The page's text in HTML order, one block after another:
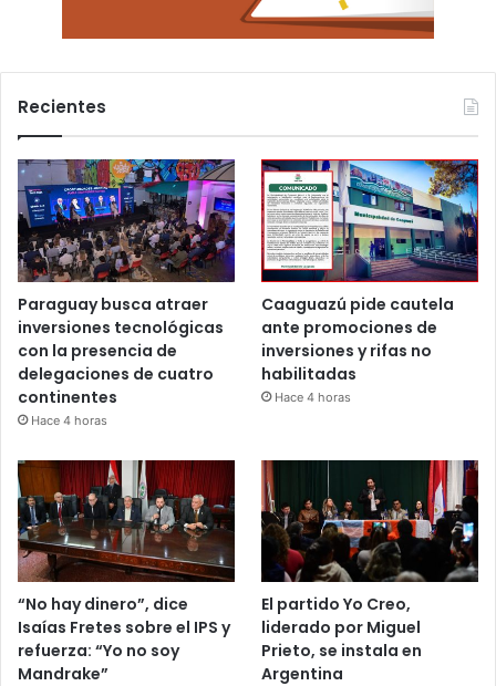
Recientes
Paraguay busca atraer
inversiones tecnológicas
con la presencia de
delegaciones de cuatro
continentes
Hace 4 horas
Caaguazú pide cautela
ante promociones de
inversiones y rifas no
habilitadas
Hace 4 horas
“No hay dinero”, dice
Isaías Fretes sobre el IPS y
refuerza: “Yo no soy
Mandrake”
El partido Yo Creo,
liderado por Miguel
Prieto, se instala en
Argentina